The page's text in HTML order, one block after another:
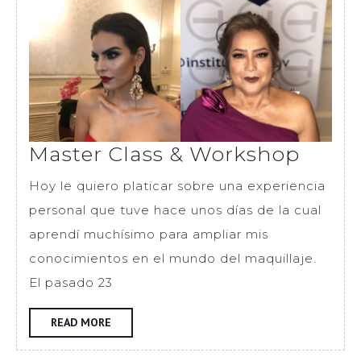
Master Class & Workshop
Class
&
Hoy le quiero platicar sobre una experiencia
personal que tuve hace unos días de la cual
aprendí muchísimo para ampliar mis
conocimientos en el mundo del maquillaje.
El pasado 23
READ MORE
MORE